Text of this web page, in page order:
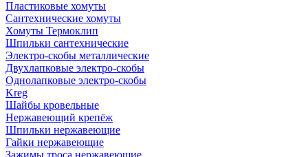
Пластиковые хомуты
Сантехнические хомуты
Хомуты Термоклип
Шпильки сантехнические
Электро-скобы металлические
Двухлапковые электро-скобы
Однолапковые электро-скобы
Kreg
Шайбы кровельные
Нержавеющий крепёж
Шпильки нержавеющие
Гайки нержавеющие
Зажимы троса нержавеющие